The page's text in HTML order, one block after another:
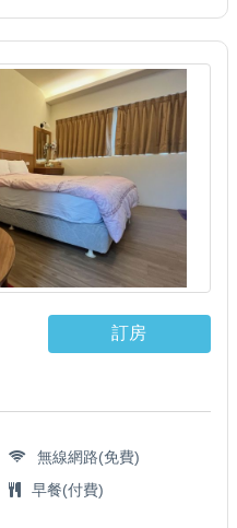
訂房
無線網路(免費)
早餐(付費)